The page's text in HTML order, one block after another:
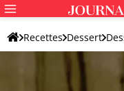
Recettes Dessert
Dessert original aux fruits